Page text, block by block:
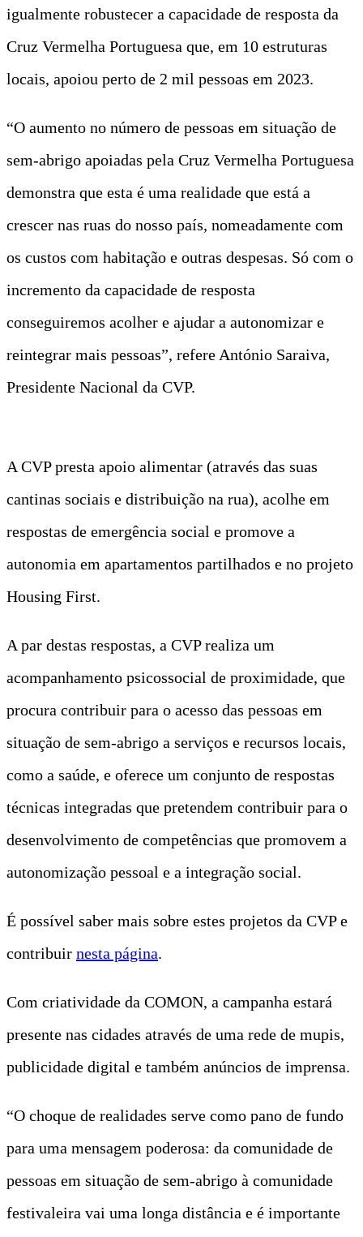
igualmente robustecer a capacidade de resposta da
Cruz Vermelha Portuguesa que, em 10 estruturas
locais, apoiou perto de 2 mil pessoas em 2023.
“O aumento no número de pessoas em situação de
sem-abrigo apoiadas pela Cruz Vermelha Portuguesa
demonstra que esta é uma realidade que está a
crescer nas ruas do nosso país, nomeadamente com
os custos com habitação e outras despesas. Só com o
incremento da capacidade de resposta
conseguiremos acolher e ajudar a autonomizar e
reintegrar mais pessoas”, refere António Saraiva,
Presidente Nacional da CVP.
A CVP presta apoio alimentar (através das suas
cantinas sociais e distribuição na rua), acolhe em
respostas de emergência social e promove a
autonomia em apartamentos partilhados e no projeto
Housing First.
A par destas respostas, a CVP realiza um
acompanhamento psicossocial de proximidade, que
procura contribuir para o acesso das pessoas em
situação de sem-abrigo a serviços e recursos locais,
como a saúde, e oferece um conjunto de respostas
técnicas integradas que pretendem contribuir para o
desenvolvimento de competências que promovem a
autonomização pessoal e a integração social.
É possível saber mais sobre estes projetos da CVP e
contribuir nesta página.
Com criatividade da COMON, a campanha estará
presente nas cidades através de uma rede de mupis,
publicidade digital e também anúncios de imprensa.
“O choque de realidades serve como pano de fundo
para uma mensagem poderosa: da comunidade de
pessoas em situação de sem-abrigo à comunidade
festivaleira vai uma longa distância e é importante